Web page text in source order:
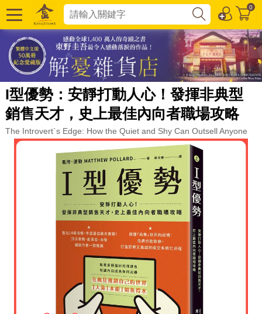
0
I型優勢：安靜打動人心！發揮非典型
銷售天才，史上最佳內向者職場攻略
The Introvert`s Edge: How the Quiet and Shy Can Outsell Anyone